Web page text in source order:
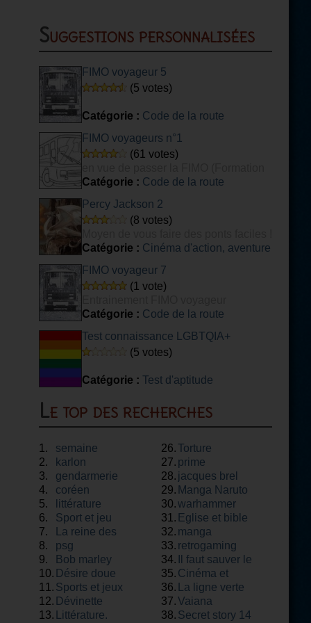
Suggestions personnalisées
FIMO voyageur 5
(5 votes)
Catégorie : Code de la route
FIMO voyageurs n°1
(61 votes)
Initiale Minimale Obligatoire) voyageurs.
Catégorie : Code de la route
Percy Jackson 2
(8 votes)
Catégorie : Cinéma d'action, aventure
FIMO voyageur 7
(1 vote)
Catégorie : Code de la route
Test connaissance LGBTQIA+
(5 votes)
Catégorie : Test d'aptitude
Le top des recherches
1.
semaine
2.
karlon
3.
gendarmerie
4.
coréen
5.
littérature
6.
Sport et jeu
7.
La reine des
neiges
8.
psg
9.
Bob marley
10. Désire doue
11. Sports et jeux
12. Dévinette
13.
Littérature.
26.Torture
27. prime
28. jacques brel
29. Manga Naruto
30.warhammer
31. Eglise et bible
32. manga
33. retrogaming
34.
Il faut sauver le
soldat rayan
35. Cinéma et
théâtre
36.
La ligne verte
37.Vaiana
38. Secret story 14